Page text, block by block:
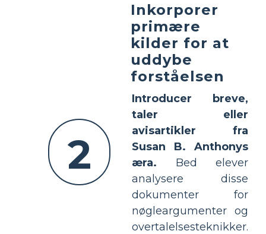
2
Inkorporer
primære
kilder for at
uddybe
forståelsen
Introducer breve,
taler eller
avisartikler fra
Susan B. Anthonys
æra. Bed elever
analysere disse
dokumenter for
nøgleargumenter og
overtalelsesteknikker.